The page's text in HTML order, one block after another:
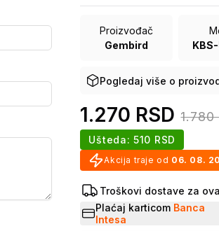
Proizvođač
Gembird
Pogledaj više o
1.270 RSD 1.780
Ušteda: 510 RSD
Akcija traje od 06. 08.
Troškovi dostave za
Plaćaj karticom Banca
Intesa